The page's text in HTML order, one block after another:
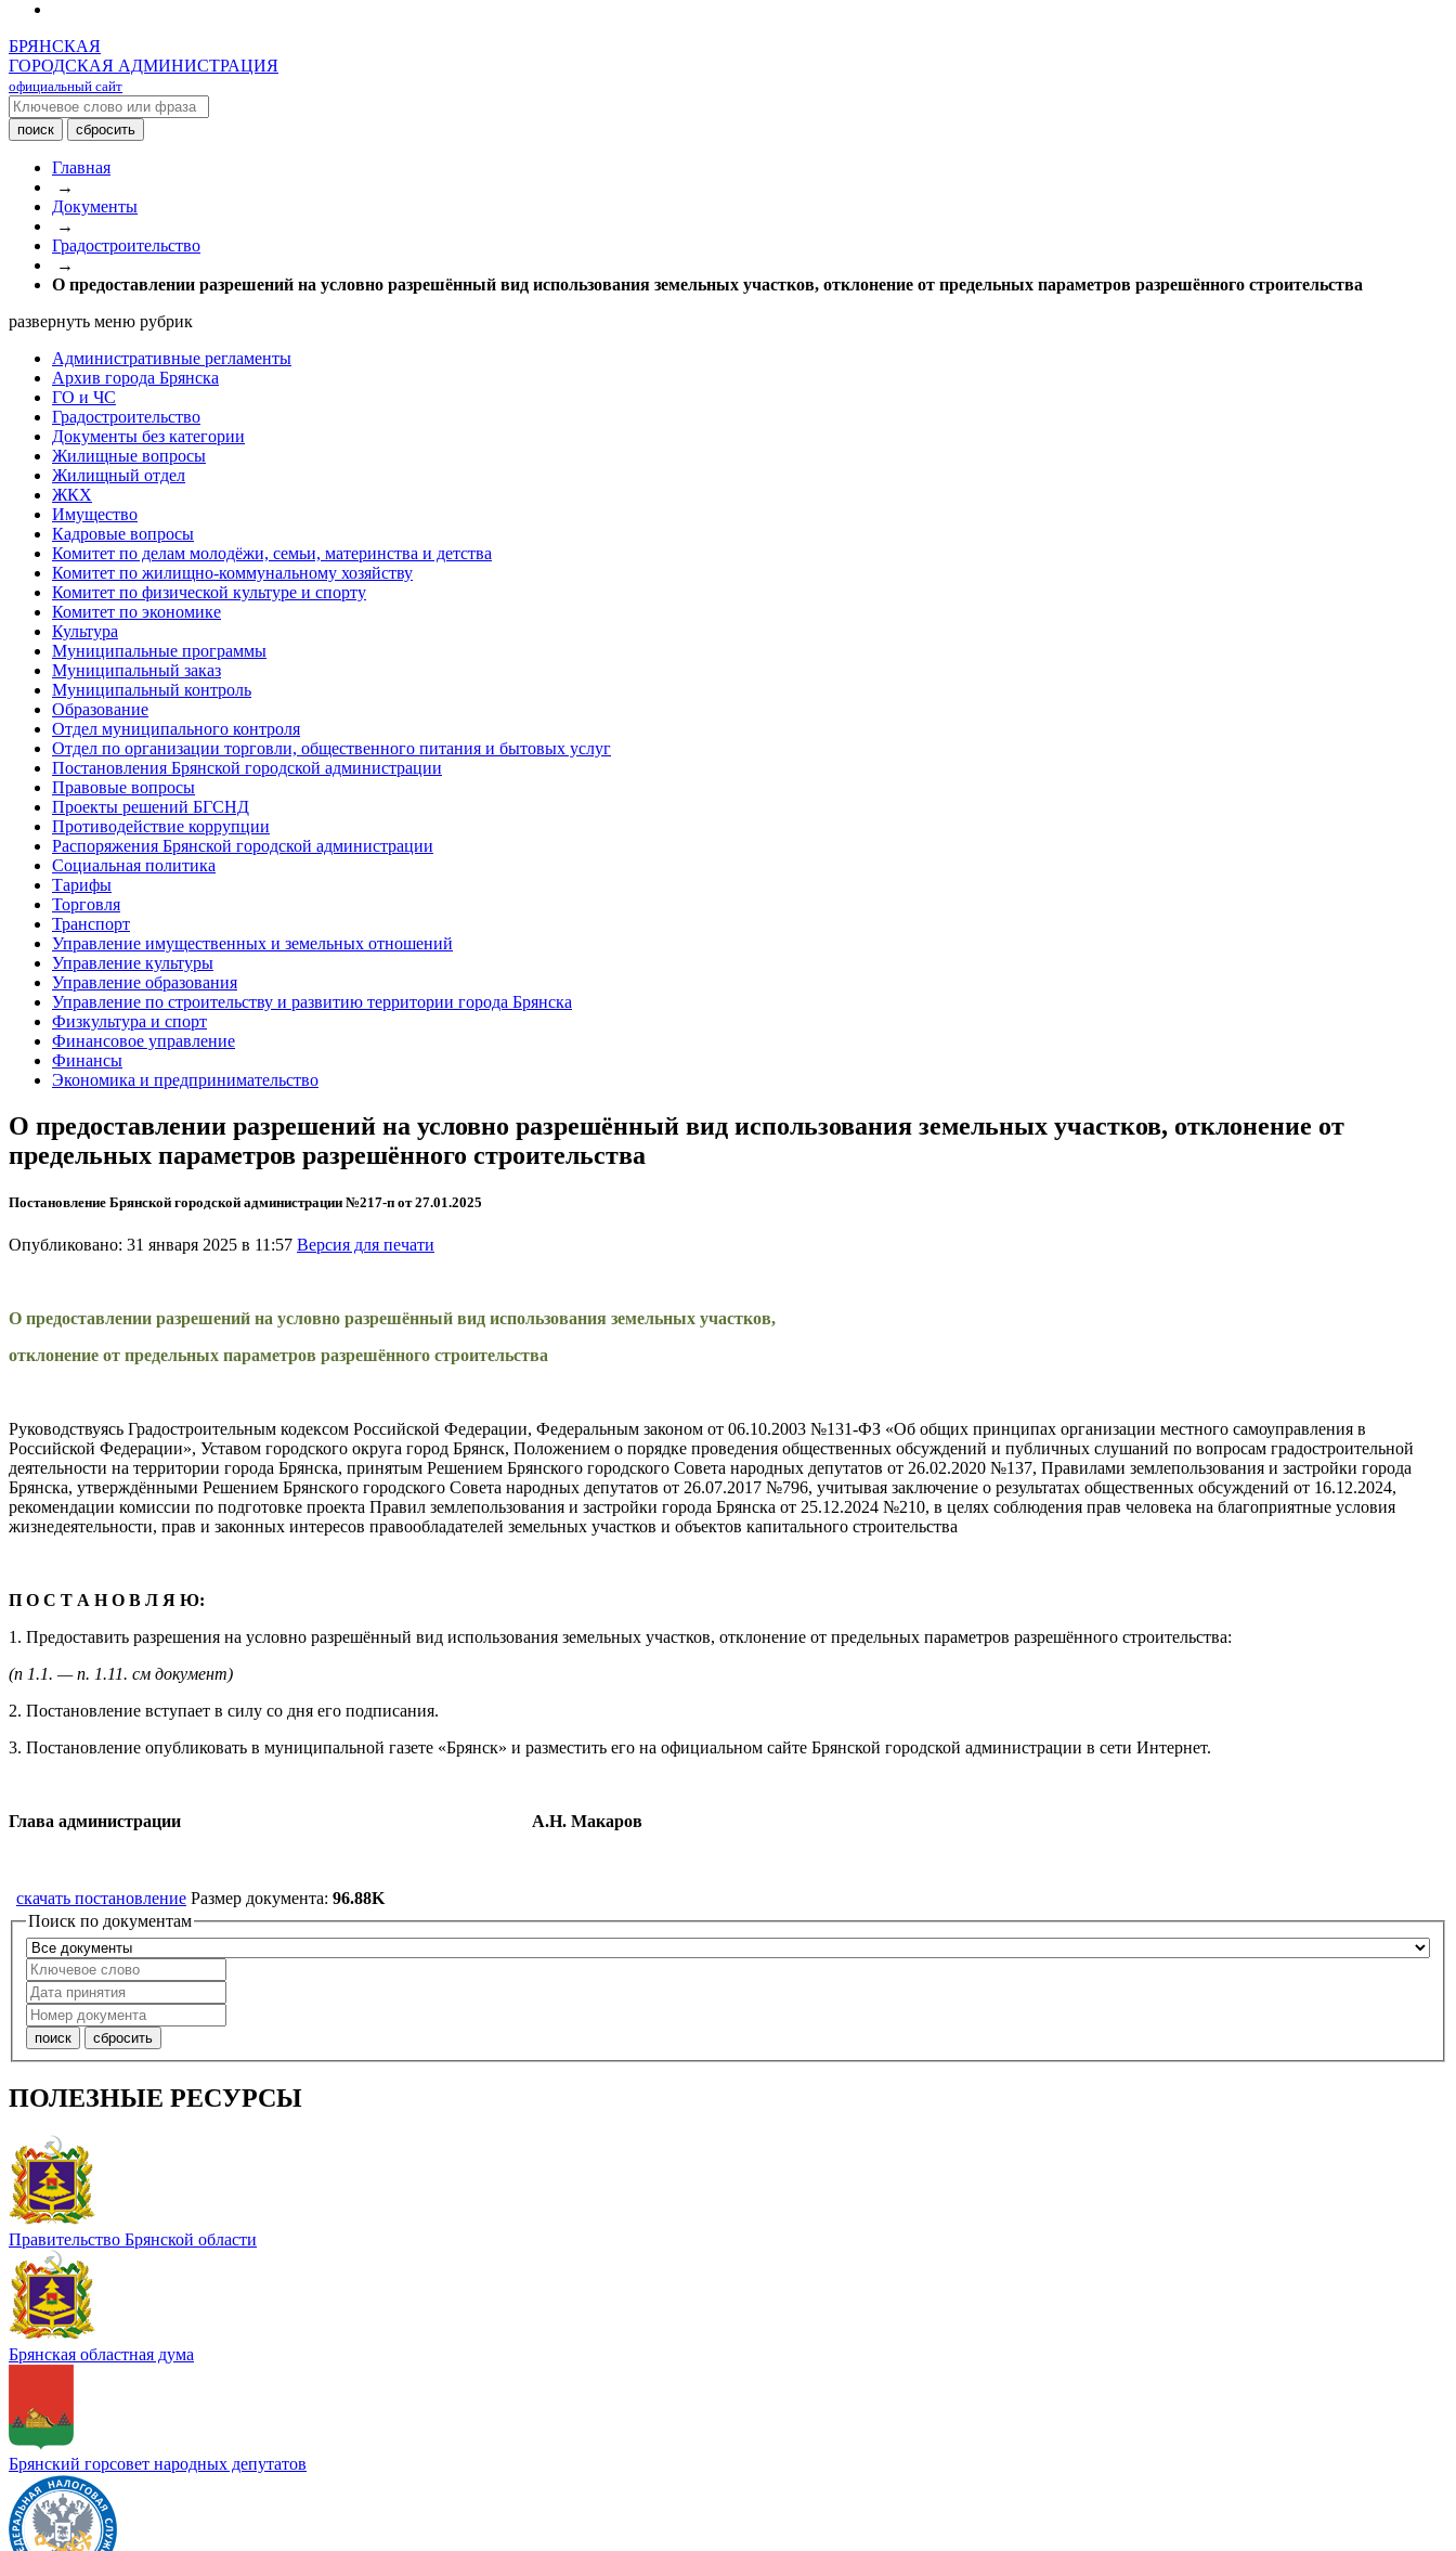
БРЯНСКАЯ
ГОРОДСКАЯ АДМИНИСТРАЦИЯ
официальный сайт
Главная
→
Документы
→
Градостроительство
→
О предоставлении разрешений на условно разрешённый вид использования земельных участков, отклонение от предельных параметров разрешённого строительства
развернуть меню рубрик
Административные регламенты
Архив города Брянска
ГО и ЧС
Градостроительство
Документы без категории
Жилищные вопросы
Жилищный отдел
ЖКХ
Имущество
Кадровые вопросы
Комитет по делам молодёжи, семьи, материнства и детства
Комитет по жилищно-коммунальному хозяйству
Комитет по физической культуре и спорту
Комитет по экономике
Культура
Муниципальные программы
Муниципальный заказ
Муниципальный контроль
Образование
Отдел муниципального контроля
Отдел по организации торговли, общественного питания и бытовых услуг
Постановления Брянской городской администрации
Правовые вопросы
Проекты решений БГСНД
Противодействие коррупции
Распоряжения Брянской городской администрации
Социальная политика
Тарифы
Торговля
Транспорт
Управление имущественных и земельных отношений
Управление культуры
Управление образования
Управление по строительству и развитию территории города Брянска
Физкультура и спорт
Финансовое управление
Финансы
Экономика и предпринимательство
О предоставлении разрешений на условно разрешённый вид использования земельных участков, отклонение от
предельных параметров разрешённого строительства
Постановление Брянской городской администрации №217-п от 27.01.2025
Опубликовано: 31 января 2025 в 11:57 Версия для печати
О предоставлении разрешений на условно разрешённый вид использования земельных участков,
отклонение от предельных параметров разрешённого строительства
Руководствуясь Градостроительным кодексом Российской Федерации, Федеральным законом от 06.10.2003 №131-ФЗ «Об общих принципах организации местного самоуправления в
Российской Федерации», Уставом городского округа город Брянск, Положением о порядке проведения общественных обсуждений и публичных слушаний по вопросам градостроительной
деятельности на территории города Брянска, принятым Решением Брянского городского Совета народных депутатов от 26.02.2020 №137, Правилами землепользования и застройки города
Брянска, утверждёнными Решением Брянского городского Совета народных депутатов от 26.07.2017 №796, учитывая заключение о результатах общественных обсуждений от 16.12.2024,
рекомендации комиссии по подготовке проекта Правил землепользования и застройки города Брянска от 25.12.2024 №210, в целях соблюдения прав человека на благоприятные условия
жизнедеятельности, прав и законных интересов правообладателей земельных участков и объектов капитального строительства
П О С Т А Н О В Л Я Ю:
1. Предоставить разрешения на условно разрешённый вид использования земельных участков, отклонение от предельных параметров разрешённого строительства:
(п 1.1. — п. 1.11. см документ)
2. Постановление вступает в силу со дня его подписания.
3. Постановление опубликовать в муниципальной газете «Брянск» и разместить его на официальном сайте Брянской городской администрации в сети Интернет.
Глава администрации А.Н. Макаров
скачать постановление Размер документа: 96.88K
Поиск по документам
ПОЛЕЗНЫЕ РЕСУРСЫ
Правительство Брянской области
Брянская областная дума
Брянский горсовет народных депутатов